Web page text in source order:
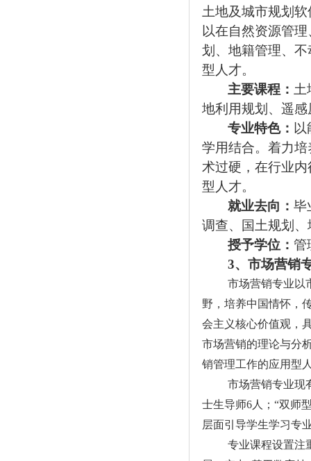
土地及城市规划
以在自然资源管
划、地籍管理、
型人才。
主要课程： 土
地利用规划、遥
专业特色：
学用结合。着力
术过硬，在行业
型人才。
就业去向： 毕
调查、国土规划
授予学位： 管
3、市场营销
市场营销专业以
野，培养中国情怀，
会主义核心价值观，
市场营销的理论与分
销管理工作的应用型
市场营销专业现
士生导师6人；“双师
层面引导学生学习专
专业课程设置注